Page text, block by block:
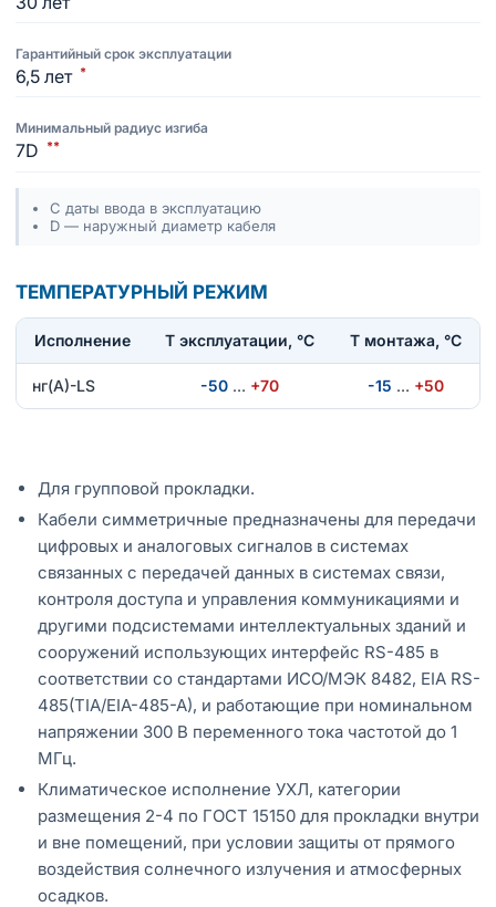
Гарантийный срок эксплуатации
6,5 лет *
Минимальный радиус изгиба
7D **
С даты ввода в эксплуатацию
D — наружный диаметр кабеля
ТЕМПЕРАТУРНЫЙ РЕЖИМ
Исполнение T эксплуатации, °С Т монтажа, °С
нг(А)-LS -50 … +70 -15 … +50
Для групповой прокладки.
Кабели симметричные предназначены для передачи
цифровых и аналоговых сигналов в системах
связанных с передачей данных в системах связи,
контроля доступа и управления коммуникациями и
другими подсистемами интеллектуальных зданий и
сооружений использующих интерфейс RS-485 в
соответствии со стандартами ИСО/МЭК 8482, EIA RS-
485(TIA/EIA-485-A), и работающие при номинальном
напряжении 300 В переменного тока частотой до 1
МГц.
Климатическое исполнение УХЛ, категории
размещения 2-4 по ГОСТ 15150 для прокладки внутри
и вне помещений, при условии защиты от прямого
воздействия солнечного излучения и атмосферных
осадков.